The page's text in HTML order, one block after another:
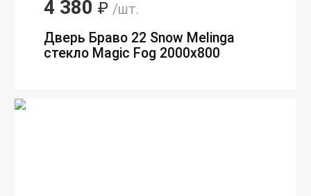
4 380 ₽ /шт.
Дверь Браво 22 Snow Melinga
стекло Magic Fog 2000х800